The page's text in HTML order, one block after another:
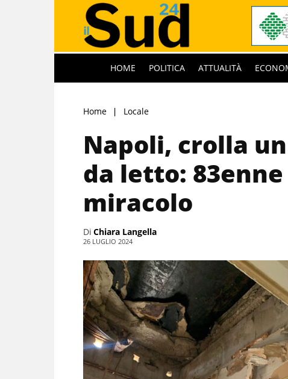
HOME POLITICA ATTUALITÀ
Home Locale
Napoli, crolla
da letto:
miracolo
Di Chiara Langella
26 LUGLIO 2024